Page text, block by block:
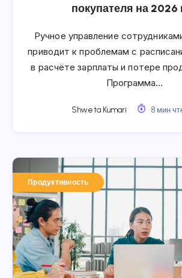
покупателя на 2026
Ручное управление
приводит к проблемам с
в расчёте зарплаты и потере
Программа…
Shweta Kumari 8 мин
Продуктивность